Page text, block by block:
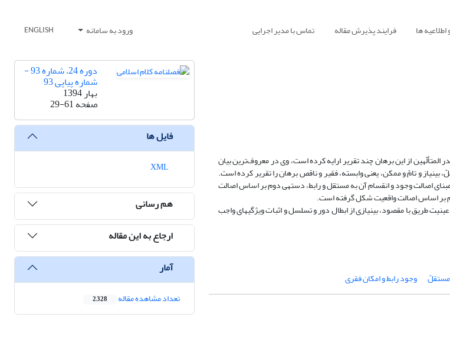
اطلاعیه ها فرایند پذیرش مقاله تماس با مدیر اجرایی ورود به سامانه ENGLISH
از این برهان چند تقریر ارایه کرده است، وی در معروف‌ترین بیان
خود بر مبنای اصول چهار گانه‎ی: اصالت، بساطت و وحدت تشکیکی وجود و انقسام آن به واجب، یعنی مستقلّ، بی‎نیاز و تامّ و ممکن، یعنی وابسته، فقیر و ناقص برهان را تقریر کرده است.
تقریرهای شارحان حکمت متعالیه، با توجّه به مبادی آن‎ها در چهار گروه دسته‎بندی شده است، گروه اول بر مبنای اصالت وجود و انقسام آن به مستقل و رابط، دسته‎ی دوم بر اساس اصالت
از منظر حکمت متعالیه، برتری برهان صدّیقین بر سایر براهین اثبات وجود خدا به جهت امتیازاتی، همچون: عینیت طریق با مقصود، بی‎نیازی از ابطال دور و تسلسل و اثبات ویژگی‎های واجب
وجود رابط و امکان فقری
دوره 24، شماره 93 -
شماره پیاپی 93
بهار 1394
صفحه29-61
فایل ها
هم رسانی
ارجاع به این مقاله
آمار
تعداد مشاهده مقاله 2,328